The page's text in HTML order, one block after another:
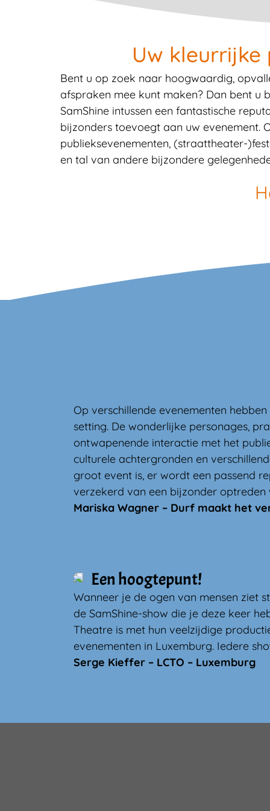
Uw
Bent u op zoek naar hoogwaardig,
afspraken mee kunt maken? Dan bent u
SamShine intussen een fantastische
bijzonders toevoegt aan uw evenement.
publieksevenementen, (straattheater-
en tal van andere bijzondere
Op verschillende evenementen
setting. De wonderlijke personages,
ontwapenende interactie met het
culturele achtergronden en
groot event is, er wordt een passend
verzekerd van een bijzonder
Mariska Wagner – Durf maakt het
Een hoogtepunt!
Wanneer je de ogen van mensen ziet
de SamShine-show die je deze keer
Theatre is met hun veelzijdige
evenementen in Luxemburg. Iedere
Serge Kieffer – LCTO – Luxemburg